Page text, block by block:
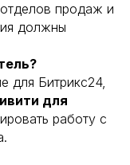
продаж и
должны
для Битрикс24,
для
работу с